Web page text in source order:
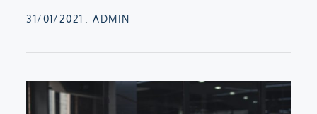
Posted
31/01/2021 ADMIN